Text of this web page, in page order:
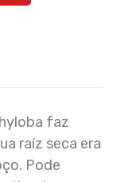
faz
raíz seca era
Pode